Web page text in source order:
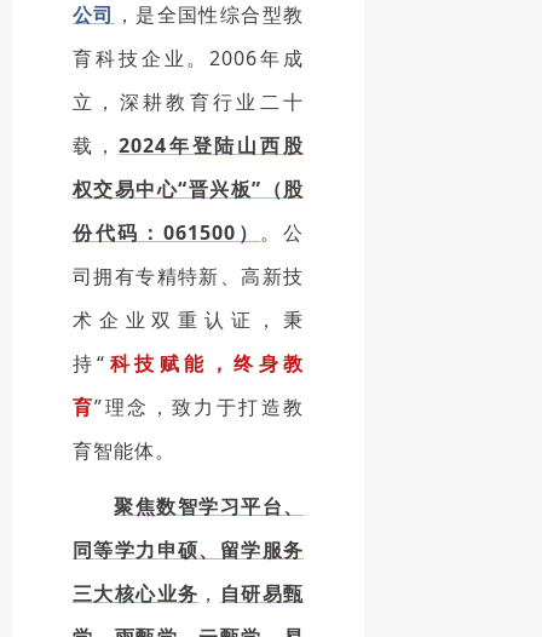
公司 ，是全国性综合型教
育科技企业。2006年成
立，深耕教育行业二十
载， 2024年登陆山西股
权交易中心“晋兴板”（股
份代码：061500） 。公
司拥有专精特新、高新技
术企业双重认证，秉
持“ 科技赋能，终身教
育”理念，致力于打造教
育智能体。
聚焦数智学习平台、
同等学力申硕、留学服务
三大核心业务 ， 自研易甄